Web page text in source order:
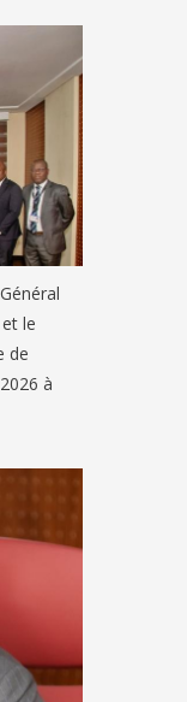
le
de
à